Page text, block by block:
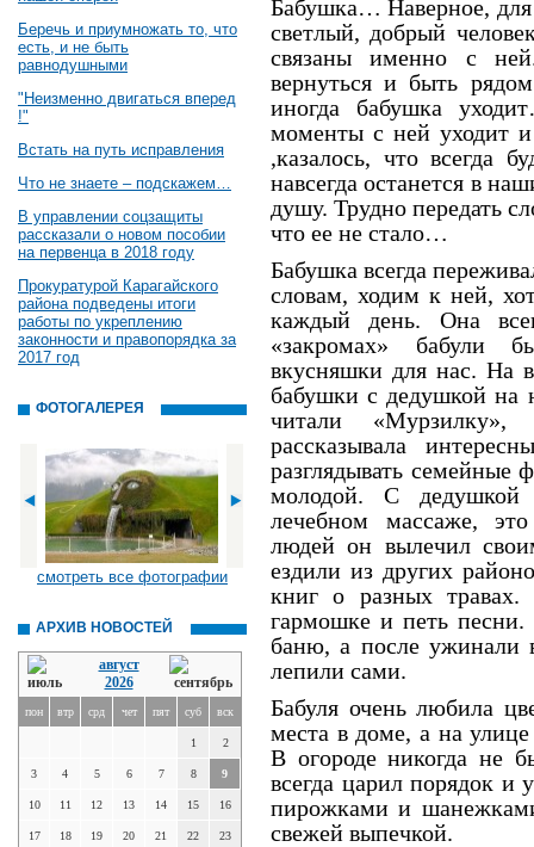
Беречь и приумножать то, что
есть, и не быть
равнодушными
"Неизменно двигаться вперед
!"
Встать на путь исправления
Что не знаете – подскажем…
В управлении соцзащиты
рассказали о новом пособии
на первенца в 2018 году
Прокуратурой Карагайского
района подведены итоги
работы по укреплению
законности и правопорядка за
2017 год
ФОТОГАЛЕРЕЯ
смотреть все фотографии
АРХИВ НОВОСТЕЙ
август
2026
пон втр срд чет пят суб вск
1 2
3 4 5 6 7 8 9
10 11 12 13 14 15 16
17 18 19 20 21 22 23
Бабушка… Наверное, для
светлый, добрый
связаны именно с
вернуться и быть
иногда бабушка
моменты с ней уходит
,казалось, что всегда
навсегда останется в
душу. Трудно передать
что ее не стало…
Бабушка всегда
словам, ходим к ней,
каждый день. Она
«закромах» бабули
вкусняшки для нас. На
бабушки с дедушкой на
читали
рассказывала
разглядывать семейные
молодой. С
лечебном массаже,
людей он вылечил
ездили из других
книг о разных
гармошке и петь
баню, а после ужинали
лепили сами.
Бабуля очень любила
места в доме, а на
В огороде никогда не
всегда царил порядок и
пирожками и
свежей выпечкой.